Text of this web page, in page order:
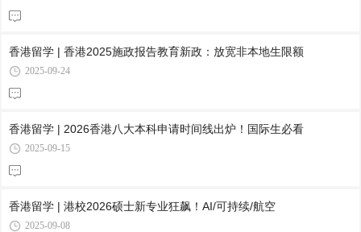
香港留学 | 香港2025施政报告教育新政：放宽非本地生限额
2025-09-24
香港留学 | 2026香港八大本科申请时间线出炉！国际生必看
2025-09-15
香港留学 | 港校2026硕士新专业狂飙！AI/可持续/航空
2025-09-08